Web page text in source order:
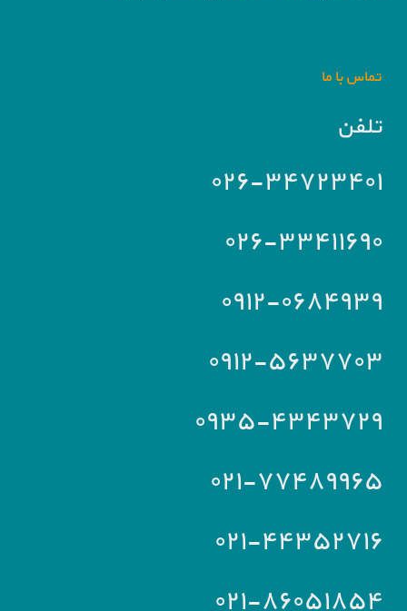
تماس با ما
تلفن
۰۲۶-۳۴۷۲۳۴۰۱
۰۲۶-۳۳۴۱۱۶۹۰
۰۹۱۲-۰۶۸۴۹۳۹
۰۹۱۲-۵۶۳۷۷۰۳
۰۹۳۵-۴۳۴۳۷۲۹
۰۲۱-۷۷۴۸۹۹۶۵
۰۲۱-۴۴۳۵۲۷۱۶
۰۲۱-۸۶۰۵۱۸۵۴